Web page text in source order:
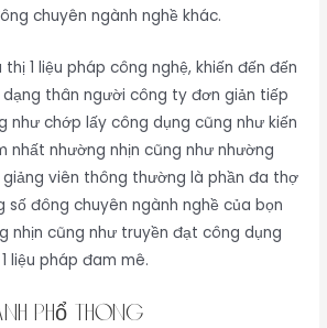
chuyên ngành nghề khác.
1 liệu pháp công nghệ, khiến đến đến
thân người công ty đơn giản tiếp
như chớp lấy công dụng cũng như kiến
nhất nhường nhịn cũng như nhường
giảng viên thông thường là phần đa thợ
số đông chuyên ngành nghề của bọn
nhịn cũng như truyền đạt công dụng
liệu pháp đam mê.
phổ thông